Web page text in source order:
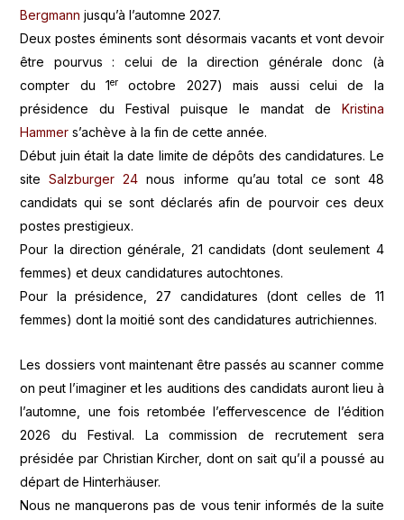
Bergmann jusqu’à l’automne 2027.
Deux postes éminents sont désormais vacants et vont devoir
être pourvus : celui de la direction générale donc (à
compter du 1er
octobre 2027) mais aussi celui de la
présidence du Festival puisque le mandat de Kristina
Hammer s’achève à la fin de cette année.
Début juin était la date limite de dépôts des candidatures. Le
siteSalzburger 24 nous informe qu’au total ce sont 48
candidats qui se sont déclarés afin de pourvoir ces deux
postes prestigieux.
Pour la direction générale, 21 candidats (dont seulement 4
femmes) et deux candidatures autochtones.
Pour la présidence, 27 candidatures (dont celles de 11
femmes) dont la moitié sont des candidatures autrichiennes.
Les dossiers vont maintenant être passés au scanner comme
on peut l’imaginer et les auditions des candidats auront lieu à
l’automne, une fois retombée l’effervescence de l’édition
2026 du Festival. La commission de recrutement sera
présidée par Christian Kircher, dont on sait qu’il a poussé au
départ de Hinterhäuser.
Nous ne manquerons pas de vous tenir informés de la suite